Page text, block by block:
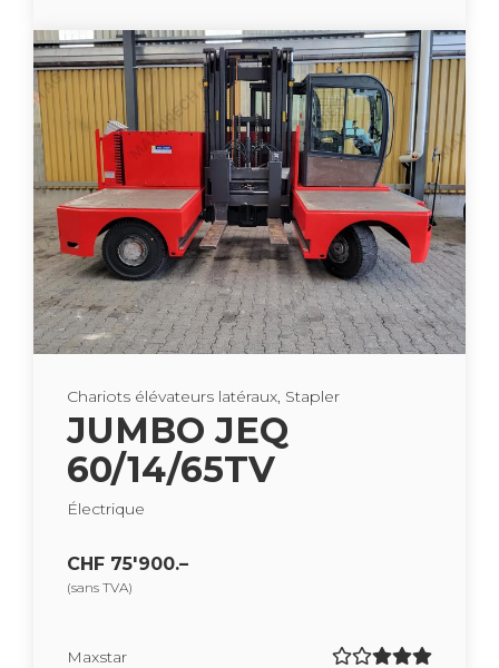
Cha­riots élé­va­teurs laté­raux, Sta­pler
JUMBO JEQ
60/14/65TV
Élec­trique
CHF 75'900.–
(sans TVA)
Maxs­tar